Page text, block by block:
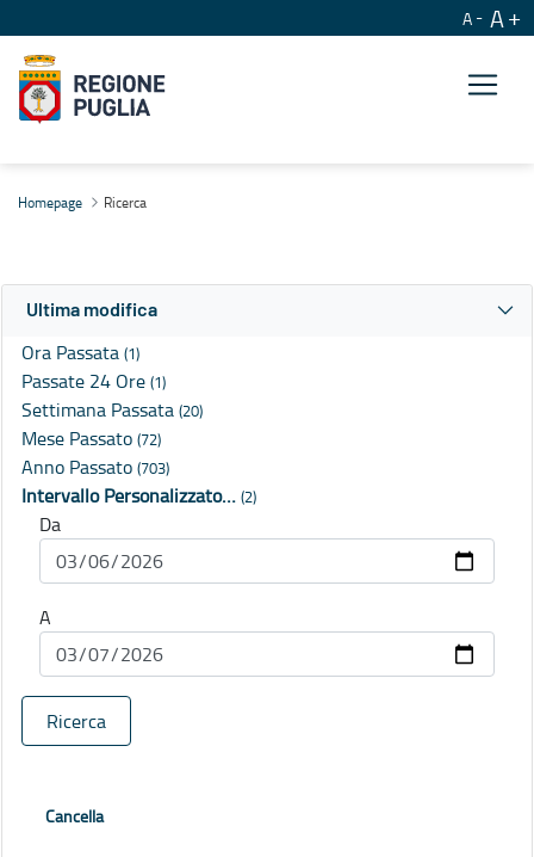
A A
Homepage Ricerca
Ultima modifica
Ora Passata (1)
Passate 24 Ore (1)
Settimana Passata (20)
Mese Passato (72)
Anno Passato (703)
Intervallo Personalizzato… (2)
Da
A
Ricerca
Cancella